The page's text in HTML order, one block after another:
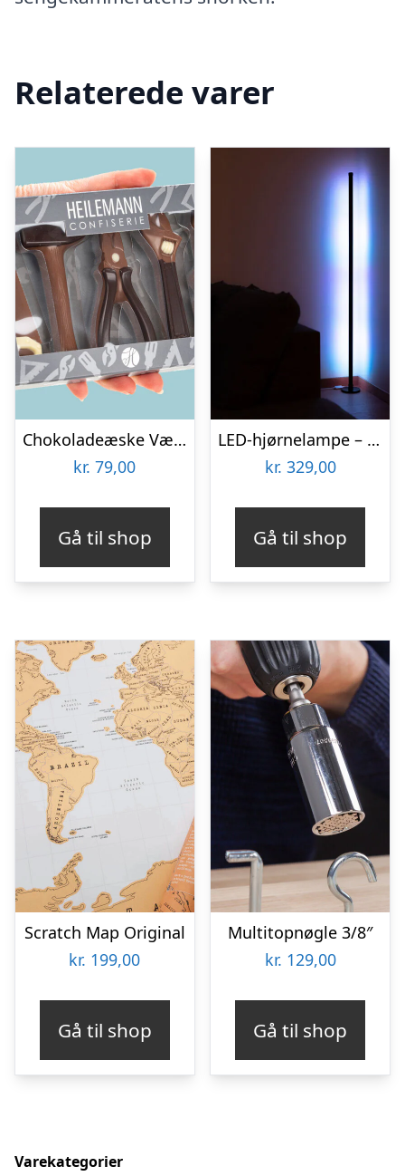
Relaterede varer
Chokoladeæske Værktøj
kr. 79,00
Gå til shop
LED-hjørnelampe – Vooni
kr. 329,00
Gå til shop
Scratch Map Original
kr. 199,00
Gå til shop
Multitopnøgle 3/8″
kr. 129,00
Gå til shop
Varekategorier